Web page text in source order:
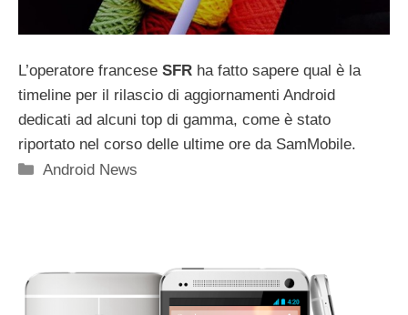
L’operatore francese SFR ha fatto sapere qual è la
timeline per il rilascio di aggiornamenti Android
dedicati ad alcuni top di gamma, come è stato
riportato nel corso delle ultime ore da SamMobile.
Categorie
Android News